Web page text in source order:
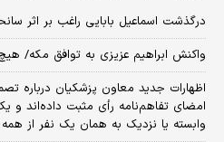
درگذشت اسماعیل بابایی راغب بر اثر
واکنش ابراهیم عزیزی به توافق مکه/
امضای تفاهم‌نامه رأی مثبت داده‌اند
وابسته یا نزدیک به همان یک نفر از